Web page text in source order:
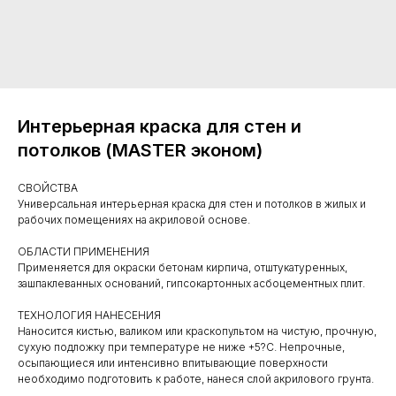
Интерьерная краска для стен и
потолков (MASTER эконом)
СВОЙСТВА
Универсальная интерьерная краска для стен и потолков в жилых и
рабочих помещениях на акриловой основе.
ОБЛАСТИ ПРИМЕНЕНИЯ
Применяется для окраски бетонам кирпича, отштукатуренных,
зашпаклеванных оснований, гипсокартонных асбоцементных плит.
ТЕХНОЛОГИЯ НАНЕСЕНИЯ
Наносится кистью, валиком или краскопультом на чистую, прочную,
сухую подложку при температуре не ниже +5?C. Непрочные,
осыпающиеся или интенсивно впитывающие поверхности
необходимо подготовить к работе, нанеся слой акрилового грунта.